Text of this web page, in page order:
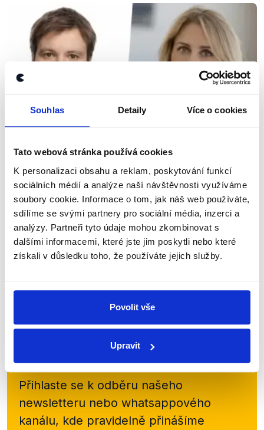
Souhlas Detaily Více o cookies
Tato webová stránka používá cookies
K personalizaci obsahu a reklam, poskytování funkcí
sociálních médií a analýze naší návštěvnosti využíváme
soubory cookie. Informace o tom, jak náš web používáte,
sdílíme se svými partnery pro sociální média, inzerci a
analýzy. Partneři tyto údaje mohou zkombinovat s
dalšími informacemi, které jste jim poskytli nebo které
získali v důsledku toho, že používáte jejich služby.
Povolit vše
Upravit
Dita Charanzová a Marcel Kolaja o
volbě předsedkyně Evropské komise
11. července 2019
Dita Charanzová (ANO) a Marcel Kolaja (Piráti) se
stali českými místopředsedy Evropského
parlamentu. V pořadu Události, komentáře se
vyjádřili k volbě nové předsedkyně Evropské komise
Zůstaňme v kontaktu
Přihlaste se k odběru našeho
newsletteru nebo whatsappového
kanálu, kde pravidelně přinášíme